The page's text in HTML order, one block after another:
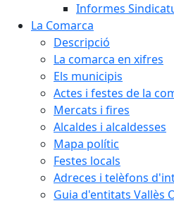
Informes
La Comarca
Descripció
La comarca en xifres
Els municipis
Actes i festes de la
Mercats i fires
Alcaldes i alcaldesses
Mapa polític
Festes locals
Adreces i telèfons
Guia d'entitats Vallès